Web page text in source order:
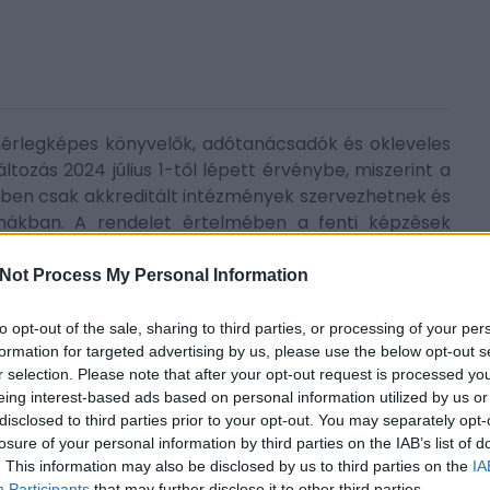
Process My Personal Information
opt-out of the sale, sharing to third parties, or processing of your
for targeted advertising by us, please use the below opt-out
selection. Please note that after your opt-out request is processed
interest-based ads based on personal information utilized by us
to third parties prior to your opt-out. You may separately
of your personal information by third parties on the IAB’s list of
This information may also be disclosed by us to third parties on the
könyvelők, adótanácsadók és okleveles
2024 július 1-től lépett érvénybe, miszerint a
csak akkreditált intézmények szervezhetnek és
A rendelet értelmében a fenti képzések
garantált áremelkedést von maga után. Az új
képzést érintik.
szerinti csoportokhoz még korlátozott
Könyvelőképzések csúsztatott
kezdődnek, így a becsatlakozás
csoportunkhoz a korábbi kedvező